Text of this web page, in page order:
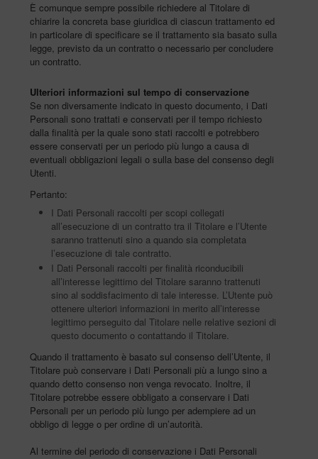
È comunque sempre possibile richiedere al Titolare di
chiarire la concreta base giuridica di ciascun trattamento ed
in particolare di specificare se il trattamento sia basato sulla
legge, previsto da un contratto o necessario per concludere
un contratto.
Ulteriori informazioni sul tempo di conservazione
Se non diversamente indicato in questo documento, i Dati
Personali sono trattati e conservati per il tempo richiesto
dalla finalità per la quale sono stati raccolti e potrebbero
essere conservati per un periodo più lungo a causa di
eventuali obbligazioni legali o sulla base del consenso degli
Utenti.
Pertanto:
I Dati Personali raccolti per scopi collegati
all’esecuzione di un contratto tra il Titolare e l’Utente
saranno trattenuti sino a quando sia completata
l’esecuzione di tale contratto.
I Dati Personali raccolti per finalità riconducibili
all’interesse legittimo del Titolare saranno trattenuti
sino al soddisfacimento di tale interesse. L’Utente può
ottenere ulteriori informazioni in merito all’interesse
legittimo perseguito dal Titolare nelle relative sezioni di
questo documento o contattando il Titolare.
Quando il trattamento è basato sul consenso dell’Utente, il
Titolare può conservare i Dati Personali più a lungo sino a
quando detto consenso non venga revocato. Inoltre, il
Titolare potrebbe essere obbligato a conservare i Dati
Personali per un periodo più lungo per adempiere ad un
obbligo di legge o per ordine di un’autorità.
Al termine del periodo di conservazione i Dati Personali